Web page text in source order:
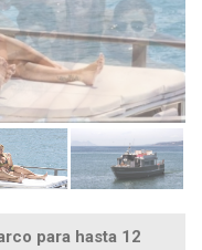
para hasta 12